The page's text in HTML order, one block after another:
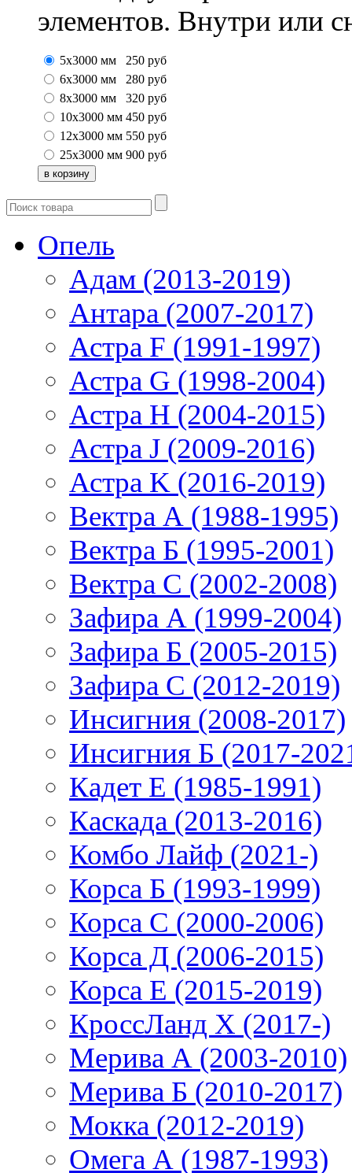
элементов. Внутри или
5x3000 мм 250 руб
6x3000 мм
280 руб
8x3000 мм
320 руб
10x3000 мм 450 руб
12x3000 мм 550 руб
25х3000 мм 900 руб
Опель
Адам (2013-2019)
Антара (2007-2017)
Астра F (1991-1997)
Астра G (1998-2004)
Астра H (2004-2015)
Астра J (2009-2016)
Астра K (2016-2019)
Вектра А (1988-1995)
Вектра Б (1995-2001)
Вектра С (2002-2008)
Зафира А (1999-2004)
Зафира Б (2005-2015)
Зафира С (2012-2019)
Инсигния (2008-2017)
Инсигния Б (2017-
Кадет Е (1985-1991)
Каскада (2013-2016)
Комбо Лайф (2021-)
Корса Б (1993-1999)
Корса С (2000-2006)
Корса Д (2006-2015)
Корса E (2015-2019)
КроссЛанд X (2017-)
Мерива А (2003-2010)
Мерива Б (2010-2017)
Мокка (2012-2019)
Омега А (1987-1993)